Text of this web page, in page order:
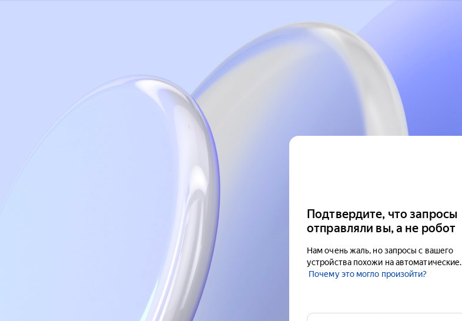
Подтвердите, что запросы
отправляли вы, а не робот
Нам очень жаль, но запросы с вашего
устройства похожи на автоматические.
Почему это могло произойти?